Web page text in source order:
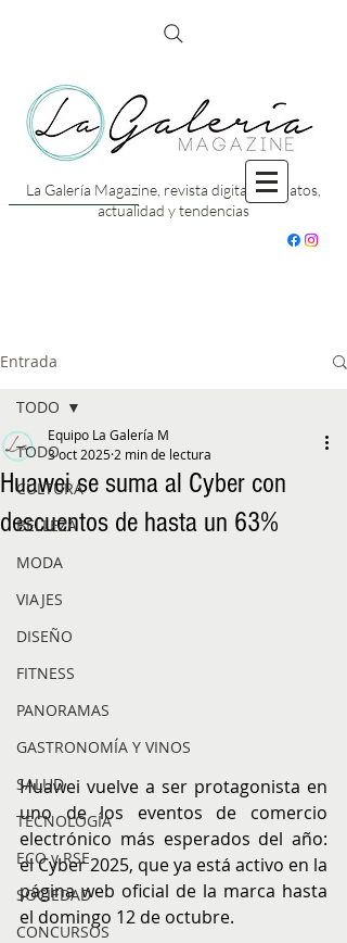
La Galería Magazine, revista digital con datos,
actualidad y tendencias
Entrada
TODO
CULTURA
BELLEZA
MODA
VIAJES
DISEÑO
FITNESS
PANORAMAS
GASTRONOMÍA Y VINOS
SALUD
TECNOLOGÍA
ECO y RSE
SOCIEDAD
CONCURSOS
TODO
Huawei se suma al Cyber con
descuentos de hasta un 63%
Equipo La Galería M
3 oct 2025 2 min de lectura
Huawei vuelve a ser protagonista en
uno de los eventos de comercio
electrónico más esperados del año:
el Cyber 2025, que ya está activo en la
página web oficial de la marca hasta
el domingo 12 de octubre.